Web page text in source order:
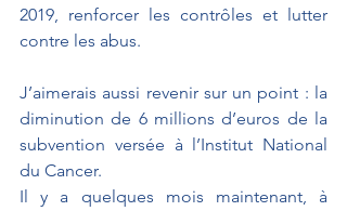
2019, renforcer les contrôles et lutter
contre les abus.
J’aimerais aussi revenir sur un point : la
diminution de 6 millions d’euros de la
subvention versée à l’Institut National
du Cancer.
Il y a quelques mois maintenant, à